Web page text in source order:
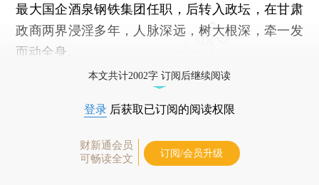
最大国企酒泉钢铁集团任职，后转入政坛，在甘肃
政商两界浸淫多年，人脉深远，树大根深，牵一发
而动全身。
本文共计2002字 订阅后继续阅读
登录 后获取已订阅的阅读权限
财新通会员
可畅读全文
订阅/会员升级